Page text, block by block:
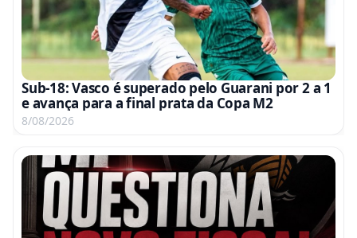
Sub-18: Vasco é superado pelo Guarani por 2 a 1
e avança para a final prata da Copa M2
8/08/2026